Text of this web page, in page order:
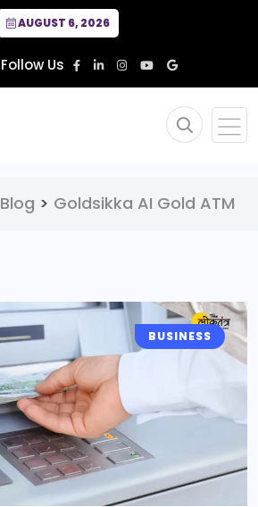
AUGUST 6, 2026
Follow Us
Blog > Goldsikka AI Gold ATM
BUSINESS